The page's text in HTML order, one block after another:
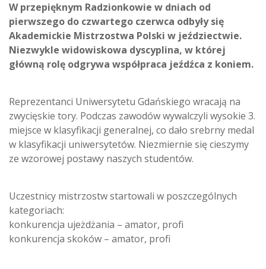
W przepięknym Radzionkowie w dniach od
pierwszego do czwartego czerwca odbyły się
Akademickie Mistrzostwa Polski w jeździectwie.
Niezwykle widowiskowa dyscyplina, w której
główną rolę odgrywa współpraca jeźdźca z koniem.
Reprezentanci Uniwersytetu Gdańskiego wracają na
zwycięskie tory. Podczas zawodów wywalczyli wysokie 3.
miejsce w klasyfikacji generalnej, co dało srebrny medal
w klasyfikacji uniwersytetów. Niezmiernie się cieszymy
ze wzorowej postawy naszych studentów.
Uczestnicy mistrzostw startowali w poszczególnych
kategoriach:
konkurencja ujeżdżania – amator, profi
konkurencja skoków – amator, profi